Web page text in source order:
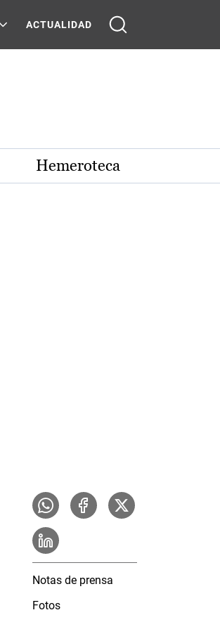
ACTUALIDAD
Hemeroteca
Notas de prensa
Fotos